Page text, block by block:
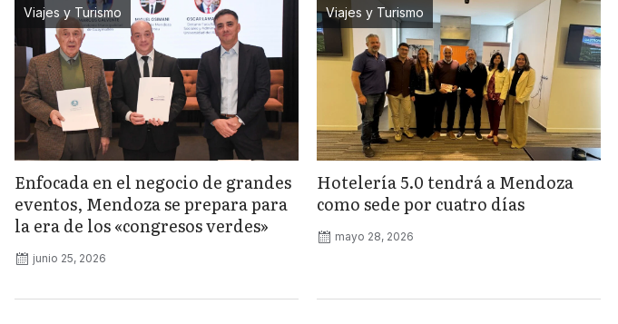
Viajes y Turismo
Enfocada en el negocio de grandes
eventos, Mendoza se prepara para
la era de los «congresos verdes»
junio 25, 2026
Viajes y Turismo
Hotelería 5.0 tendrá a Mendoza
como sede por cuatro días
mayo 28, 2026